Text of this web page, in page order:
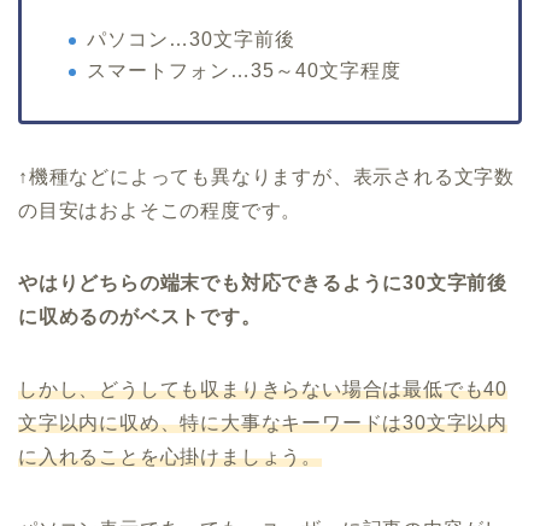
パソコン…30文字前後
スマートフォン…35～40文字程度
↑機種などによっても異なりますが、表示される文字数
の目安はおよそこの程度です。
やはりどちらの端末でも対応できるように30文字前後
に収めるのがベストです。
しかし、どうしても収まりきらない場合は最低でも40
文字以内に収め、特に大事なキーワードは30文字以内
に入れることを心掛けましょう。